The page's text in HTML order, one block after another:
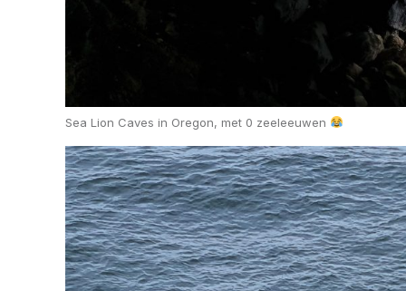
Sea Lion Caves in Oregon, met 0 zeeleeuwen